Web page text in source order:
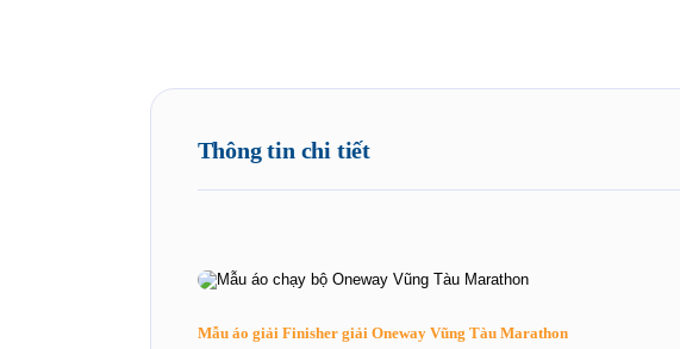
Thông tin chi tiết
Mẫu áo giải Finisher giải Oneway Vũng Tàu Marathon